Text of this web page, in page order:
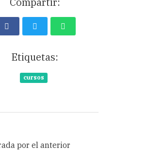
Etiquetas:
cursos
por el anterior